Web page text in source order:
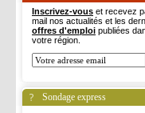
Inscrivez-vous et recevez
mail nos actualités et les
offres d'emploi publiées
votre région.
Sondage express